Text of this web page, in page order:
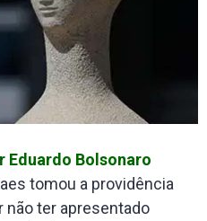
Eduardo Bolsonaro
tomou a providência
não ter apresentado